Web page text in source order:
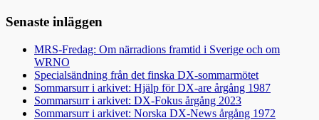
Senaste inläggen
MRS-Fredag: Om närradions framtid i Sverige och om
WRNO
Specialsändning från det finska DX-sommarmötet
Sommarsurr i arkivet: Hjälp för DX-are årgång 1987
Sommarsurr i arkivet: DX-Fokus årgång 2023
Sommarsurr i arkivet: Norska DX-News årgång 1972